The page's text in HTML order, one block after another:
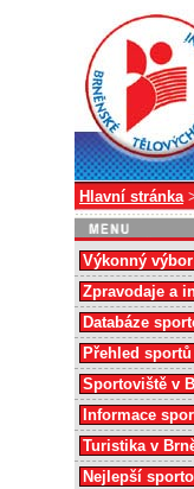
Hlavní stránka
Výkonný výbor
Zpravodaje a
Databáze
Přehled
Sportoviště v
Informace
Turistika v
Nejlepší